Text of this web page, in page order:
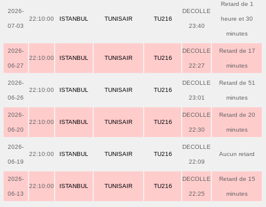
2026-
07-03
22:10:00 ISTANBUL TUNISAIR TU216
DECOLLE
23:40
Retard de 1
heure et 30
minutes
2026-
06-27
22:10:00 ISTANBUL TUNISAIR TU216
DECOLLE
22:27
Retard de 17
minutes
2026-
06-26
22:10:00 ISTANBUL TUNISAIR TU216
DECOLLE
23:01
Retard de 51
minutes
2026-
06-20
22:10:00 ISTANBUL TUNISAIR TU216
DECOLLE
22:30
Retard de 20
minutes
2026-
06-19
22:10:00 ISTANBUL TUNISAIR TU216
DECOLLE
22:09
Aucun retard
2026-
06-13
22:10:00 ISTANBUL TUNISAIR TU216
DECOLLE
22:25
Retard de 15
minutes